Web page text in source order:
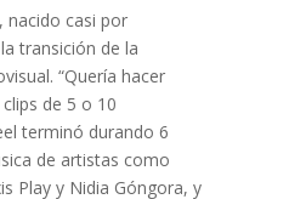
nacido casi por
transición de la
“Quería hacer
de 5 o 10
terminó durando 6
de artistas como
Play y Nidia Góngora, y